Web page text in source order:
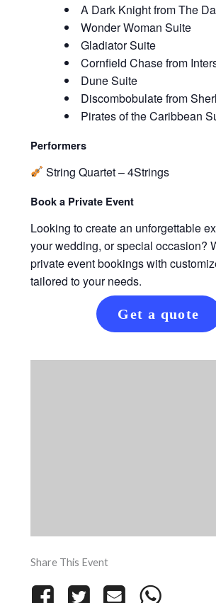
A Dark Knight from The
Wonder Woman Suite
Gladiator Suite
Cornfield Chase from
Dune Suite
Discombobulate from
Pirates of the Caribbean
Performers
String Quartet – 4Strings
Book a Private Event
Looking to create an unforgettable
your wedding, or special occasion?
private event bookings with
tailored to your needs.
Get a quote
Share This Event